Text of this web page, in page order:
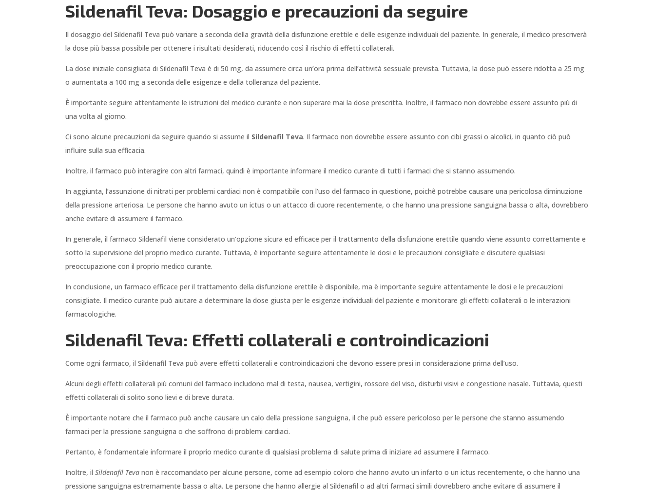
Sildenafil Teva: Dosaggio e precauzioni da seguire
Il dosaggio del Sildenafil Teva può variare a seconda della gravità della disfunzione erettile e delle esigenze individuali del paziente. In generale, il medico prescriverà
la dose più bassa possibile per ottenere i risultati desiderati, riducendo così il rischio di effetti collaterali.
La dose iniziale consigliata di Sildenafil Teva è di 50 mg, da assumere circa un’ora prima dell’attività sessuale prevista. Tuttavia, la dose può essere ridotta a 25 mg
o aumentata a 100 mg a seconda delle esigenze e della tolleranza del paziente.
È importante seguire attentamente le istruzioni del medico curante e non superare mai la dose prescritta. Inoltre, il farmaco non dovrebbe essere assunto più di
una volta al giorno.
Ci sono alcune precauzioni da seguire quando si assume il Sildenafil Teva. Il farmaco non dovrebbe essere assunto con cibi grassi o alcolici, in quanto ciò può
influire sulla sua efficacia.
Inoltre, il farmaco può interagire con altri farmaci, quindi è importante informare il medico curante di tutti i farmaci che si stanno assumendo.
In aggiunta, l’assunzione di nitrati per problemi cardiaci non è compatibile con l’uso del farmaco in questione, poichê potrebbe causare una pericolosa diminuzione
della pressione arteriosa. Le persone che hanno avuto un ictus o un attacco di cuore recentemente, o che hanno una pressione sanguigna bassa o alta, dovrebbero
anche evitare di assumere il farmaco.
In generale, il farmaco Sildenafil viene considerato un’opzione sicura ed efficace per il trattamento della disfunzione erettile quando viene assunto correttamente e
sotto la supervisione del proprio medico curante. Tuttavia, è importante seguire attentamente le dosi e le precauzioni consigliate e discutere qualsiasi
preoccupazione con il proprio medico curante.
In conclusione, un farmaco efficace per il trattamento della disfunzione erettile è disponibile, ma è importante seguire attentamente le dosi e le precauzioni
consigliate. Il medico curante può aiutare a determinare la dose giusta per le esigenze individuali del paziente e monitorare gli effetti collaterali o le interazioni
farmacologiche.
Sildenafil Teva: Effetti collaterali e controindicazioni
Come ogni farmaco, il Sildenafil Teva può avere effetti collaterali e controindicazioni che devono essere presi in considerazione prima dell’uso.
Alcuni degli effetti collaterali più comuni del farmaco includono mal di testa, nausea, vertigini, rossore del viso, disturbi visivi e congestione nasale. Tuttavia, questi
effetti collaterali di solito sono lievi e di breve durata.
È importante notare che il farmaco può anche causare un calo della pressione sanguigna, il che può essere pericoloso per le persone che stanno assumendo
farmaci per la pressione sanguigna o che soffrono di problemi cardiaci.
Pertanto, è fondamentale informare il proprio medico curante di qualsiasi problema di salute prima di iniziare ad assumere il farmaco.
Inoltre, ilSildenafil Teva non è raccomandato per alcune persone, come ad esempio coloro che hanno avuto un infarto o un ictus recentemente, o che hanno una
pressione sanguigna estremamente bassa o alta. Le persone che hanno allergie al Sildenafil o ad altri farmaci simili dovrebbero anche evitare di assumere il